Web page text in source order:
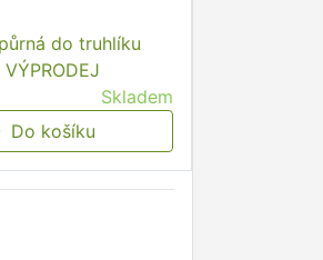
do truhlíku
Skladem
Do košíku